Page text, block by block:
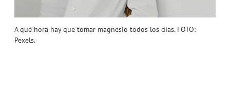
A qué hora hay que tomar magnesio todos los días. FOTO:
Pexels.